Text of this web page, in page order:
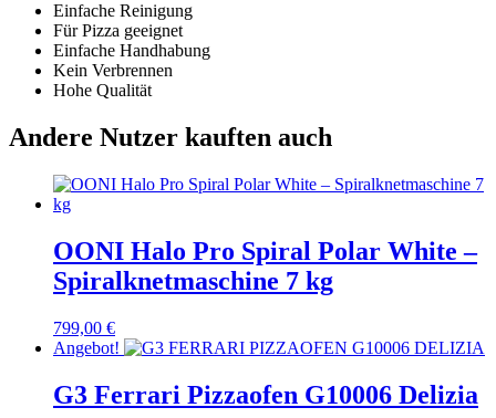
Einfache Reinigung
Für Pizza geeignet
Einfache Handhabung
Kein Verbrennen
Hohe Qualität
Andere Nutzer kauften auch
OONI Halo Pro Spiral Polar White –
Spiralknetmaschine 7 kg
799,00 €
Angebot!
G3 Ferrari Pizzaofen G10006 Delizia